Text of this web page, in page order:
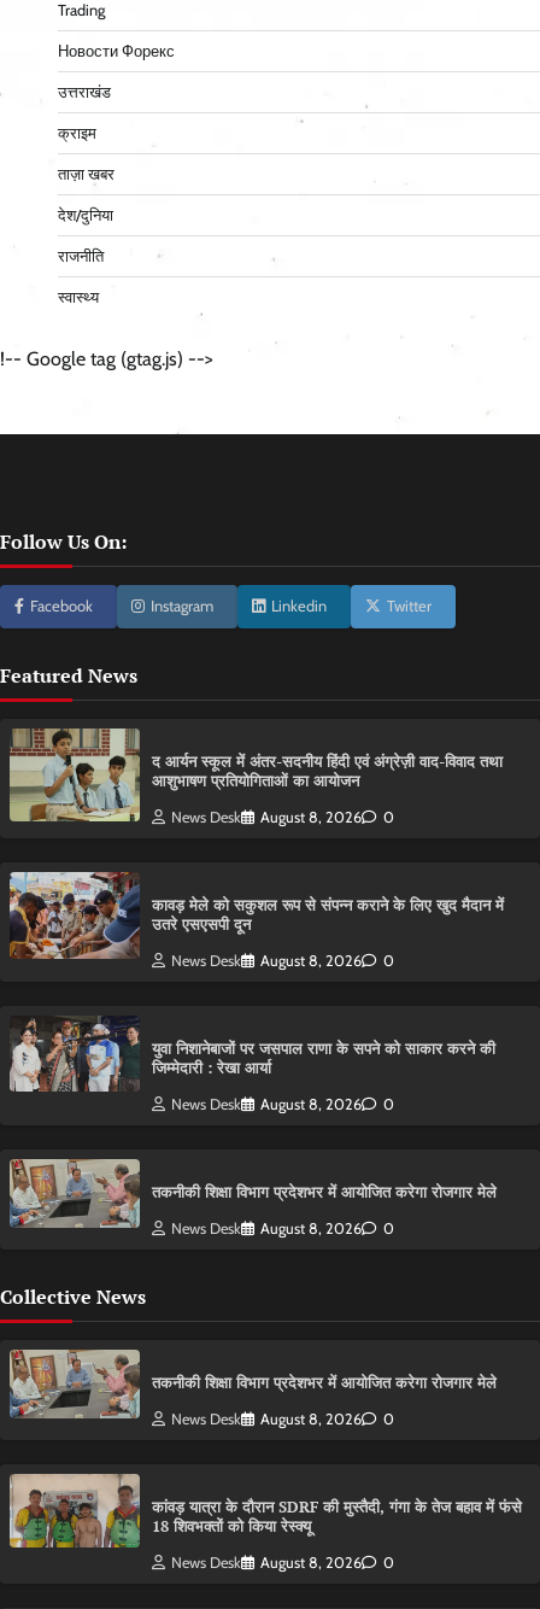
Trading
Новости Форекс
उत्तराखंड
क्राइम
ताज़ा खबर
देश/दुनिया
राजनीति
स्वास्थ्य
!-- Google tag (gtag.js) -->
Follow Us On:
Facebook Instagram Linkedin Twitter
Featured News
द आर्यन स्कूल में अंतर-सदनीय हिंदी एवं अंग्रेज़ी वाद-विवाद तथा
आशुभाषण प्रतियोगिताओं का आयोजन
News Desk August 8, 2026 0
कावड़ मेले को सकुशल रूप से संपन्न कराने के लिए खुद मैदान में
उतरे एसएसपी दून
News Desk August 8, 2026 0
युवा निशानेबाजों पर जसपाल राणा के सपने को साकार करने की
जिम्मेदारी : रेखा आर्या
News Desk August 8, 2026 0
तकनीकी शिक्षा विभाग प्रदेशभर में आयोजित करेगा रोजगार मेले
News Desk August 8, 2026 0
Collective News
तकनीकी शिक्षा विभाग प्रदेशभर में आयोजित करेगा रोजगार मेले
News Desk August 8, 2026 0
कांवड़ यात्रा के दौरान SDRF की मुस्तैदी, गंगा के तेज बहाव में फंसे
18 शिवभक्तों को किया रेस्क्यू
News Desk August 8, 2026 0